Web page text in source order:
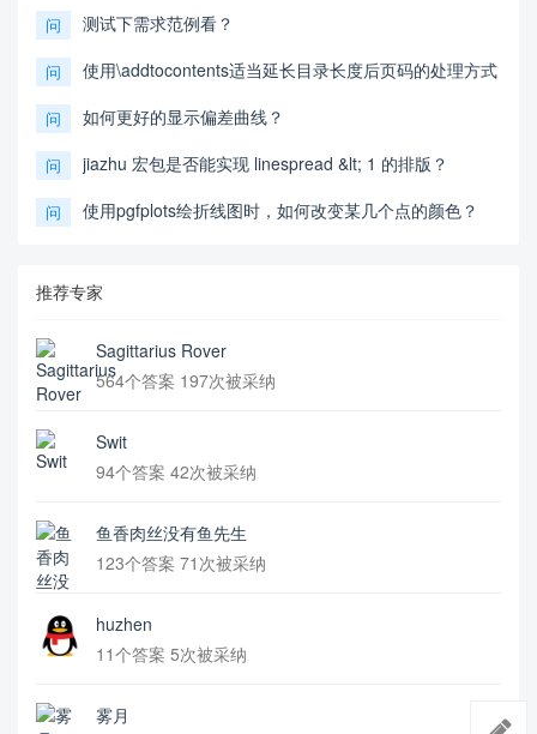
问 测试下需求范例看？
问 使用\addtocontents适当延长目录长度后页码的处理方式
问 如何更好的显示偏差曲线？
问 jiazhu 宏包是否能实现 linespread &lt; 1 的排版？
问 使用pgfplots绘折线图时，如何改变某几个点的颜色？
推荐专家
Sagittarius Rover
564个答案 197次被采纳
Swit
94个答案 42次被采纳
鱼香肉丝没有鱼先生
123个答案 71次被采纳
huzhen
11个答案 5次被采纳
雾月